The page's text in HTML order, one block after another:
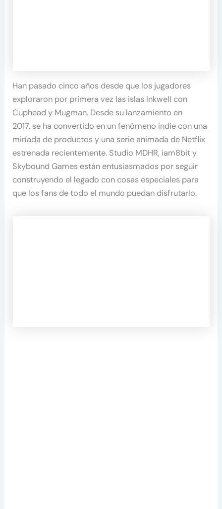
Han pasado cinco años desde que los jugadores
exploraron por primera vez las islas Inkwell con
Cuphead y Mugman. Desde su lanzamiento en
2017, se ha convertido en un fenómeno indie con una
miríada de productos y una serie animada de Netflix
estrenada recientemente. Studio MDHR, iam8bit y
Skybound Games están entusiasmados por seguir
construyendo el legado con cosas especiales para
que los fans de todo el mundo puedan disfrutarlo.